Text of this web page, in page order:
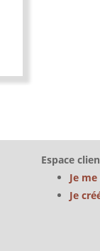
Espace
Je
Je